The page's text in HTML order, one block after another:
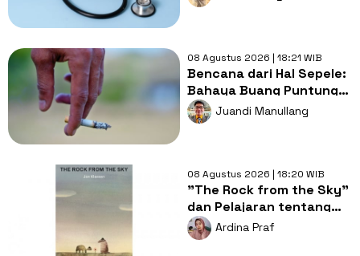
Tetap Murah?
08 Agustus 2026 | 18:21 WIB
Bencana dari Hal Sepele:
Bahaya Buang Puntung
Rokok Sembarangan di
Musim Kemarau
Juandi Manullang
08 Agustus 2026 | 18:20 WIB
"The Rock from the Sky"
dan Pelajaran tentang
Berani Menghadapi
Perubahan
Ardina Praf